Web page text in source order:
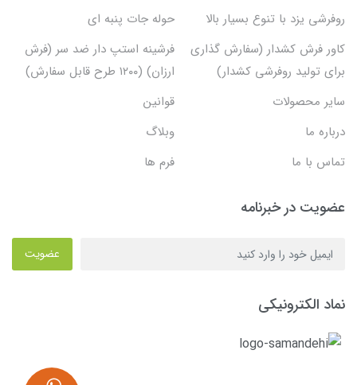
روفرشی یزد با تنوع بسیار بالا
حوله جات پنبه ای
کاور فرش کشدار (سفارش گذاری
برای تولید روفرشی کشدار)
فرشینه استپ دار ضد سر (فرش
ارزان) (۱۲۰۰ طرح قابل سفارش)
سایر محصولات
قوانین
درباره ما
وبلاگ
تماس با ما
فرم ها
عضویت در خبرنامه
عضویت
نماد الکترونیکی